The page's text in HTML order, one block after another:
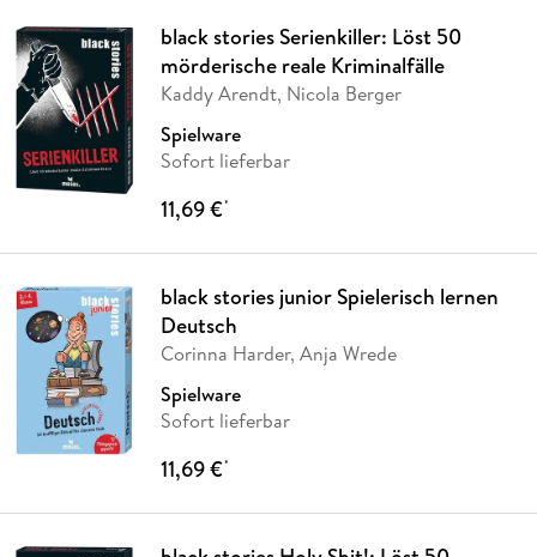
black stories Serienkiller: Löst 50
mörderische reale Kriminalfälle
Kaddy Arendt, Nicola Berger
Spielware
Sofort lieferbar
11,69 €*
black stories junior Spielerisch lernen
Deutsch
Corinna Harder, Anja Wrede
Spielware
Sofort lieferbar
11,69 €*